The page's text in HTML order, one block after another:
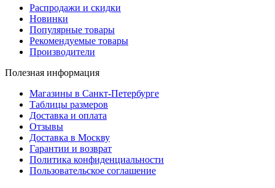
Распродажи и скидки
Новинки
Популярные товары
Рекомендуемые товары
Производители
Полезная информация
Магазины в Санкт-Петербурге
Таблицы размеров
Доставка и оплата
Отзывы
Доставка в Москву
Гарантии и возврат
Политика конфиденциальности
Пользовательское соглашение